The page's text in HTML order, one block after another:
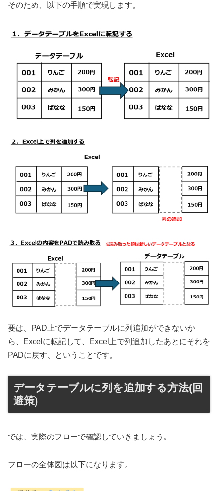
そのため、以下の手順で実現します。
要は、PAD上でデータテーブルに列追加ができないか
ら、Excelに転記して、Excel上で列追加したあとにそれを
PADに戻す、ということです。
データテーブルに列を追加する方法(回
避策)
では、実際のフローで確認していきましょう。
フローの全体図は以下になります。